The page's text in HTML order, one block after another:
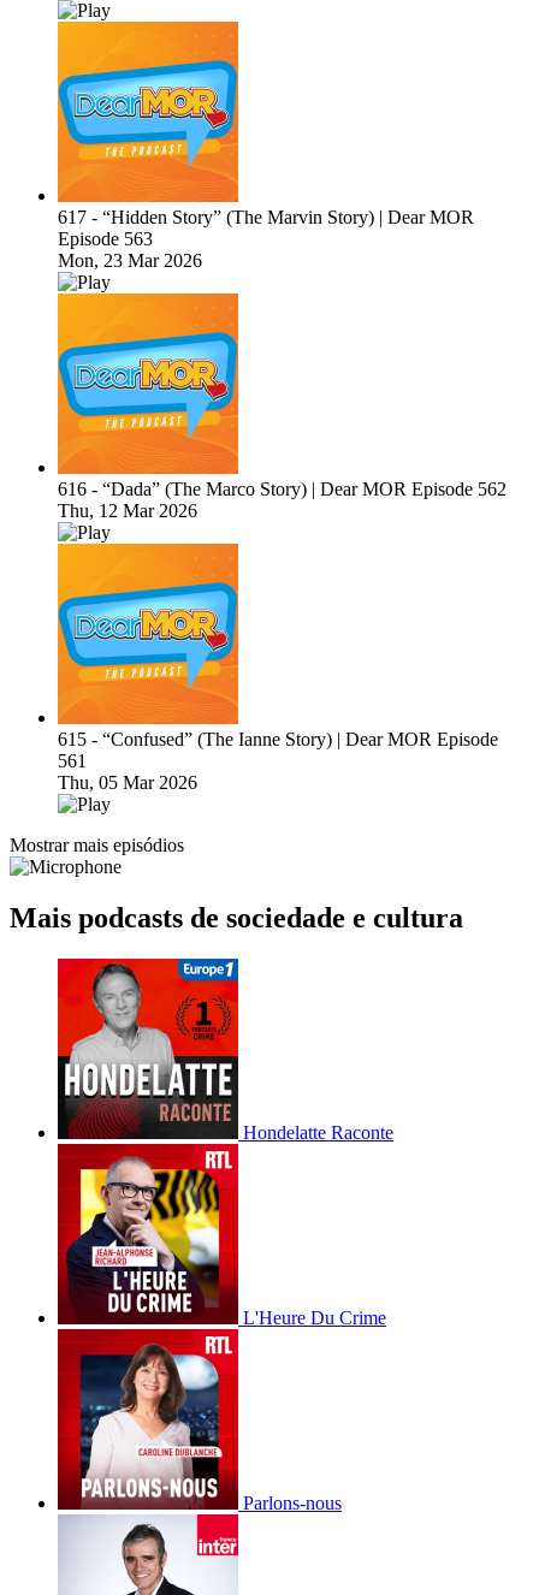
617 - “Hidden Story” (The Marvin Story) | Dear MOR
Episode 563
Mon, 23 Mar 2026
616 - “Dada” (The Marco Story) | Dear MOR Episode 562
Thu, 12 Mar 2026
615 - “Confused” (The Ianne Story) | Dear MOR Episode
561
Thu, 05 Mar 2026
Mostrar mais episódios
Mais podcasts de sociedade e cultura
Hondelatte Raconte
L'Heure Du Crime
Parlons-nous